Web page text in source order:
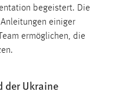
begeistert. Die
einiger
ermöglichen, die
der Ukraine